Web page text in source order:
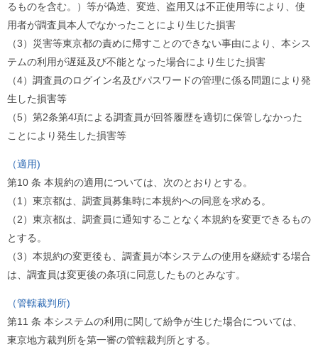
るものを含む。）等が偽造、変造、盗用又は不正使用等により、使
用者が調査員本人でなかったことにより生じた損害
（3）災害等東京都の責めに帰すことのできない事由により、本シス
テムの利用が遅延及び不能となった場合により生じた損害
（4）調査員のログイン名及びパスワードの管理に係る問題により発
生した損害等
（5）第2条第4項による調査員が回答履歴を適切に保管しなかった
ことにより発生した損害等
（適用)
第10 条 本規約の適用については、次のとおりとする。
（1）東京都は、調査員募集時に本規約への同意を求める。
（2）東京都は、調査員に通知することなく本規約を変更できるもの
とする。
（3）本規約の変更後も、調査員が本システムの使用を継続する場合
は、調査員は変更後の条項に同意したものとみなす。
（管轄裁判所)
第11 条 本システムの利用に関して紛争が生じた場合については、
東京地方裁判所を第一審の管轄裁判所とする。